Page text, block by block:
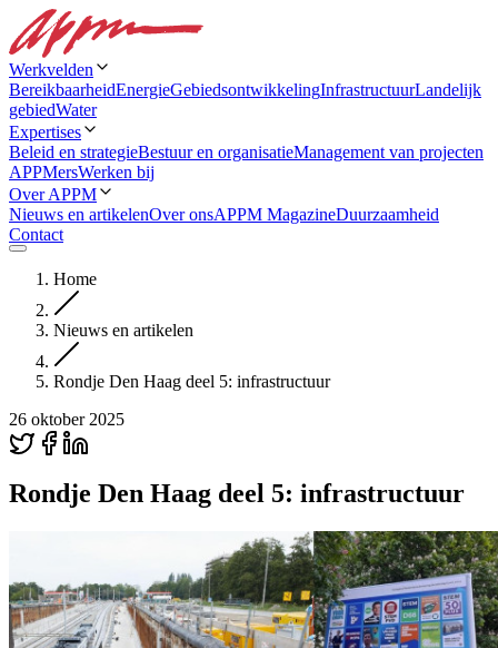
Werkvelden
BereikbaarheidEnergieGebiedsontwikkelingInfrastructuurLandelijk
gebiedWater
Expertises
Beleid en strategieBestuur en organisatieManagement van projecten
APPMersWerken bij
Over APPM
Nieuws en artikelenOver onsAPPM MagazineDuurzaamheid
Contact
Home
Nieuws en artikelen
Rondje Den Haag deel 5: infrastructuur
26 oktober 2025
Rondje Den Haag deel 5: infrastructuur